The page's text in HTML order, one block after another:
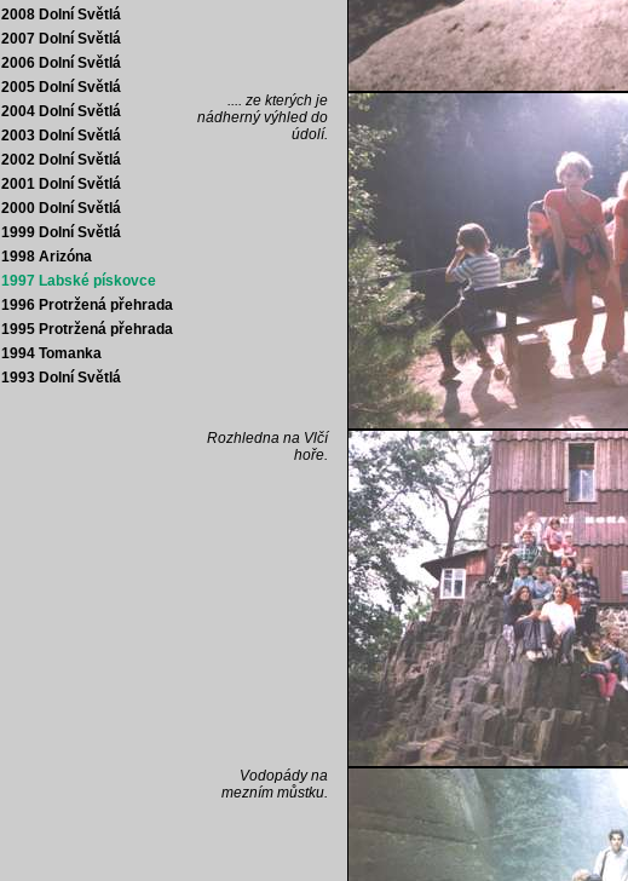
2008 Dolní Světlá
2007 Dolní Světlá
2006 Dolní Světlá
2005 Dolní Světlá
2004 Dolní Světlá
2003 Dolní Světlá
2002 Dolní Světlá
2001 Dolní Světlá
2000 Dolní Světlá
1999 Dolní Světlá
1998 Arizóna
1997 Labské pískovce
1996 Protržená přehrada
1995 Protržená přehrada
1994 Tomanka
1993 Dolní Světlá
.... ze kterých je
nádherný výhled do
údolí.
Rozhledna na Vlčí
hoře.
Vodopády na
mezním můstku.